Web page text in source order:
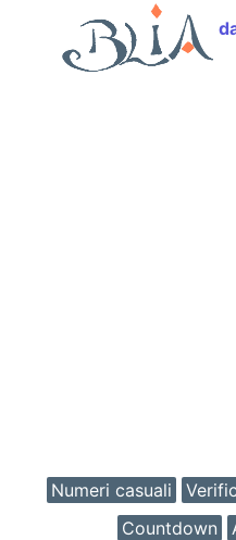
Numeri casuali
Countdown